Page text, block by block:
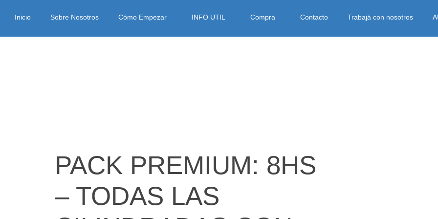
Inicio Sobre Nosotros Cómo Empezar INFO UTIL Compra Contacto Trabajá con nosotros
PACK PREMIUM: 8HS
– TODAS LAS